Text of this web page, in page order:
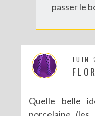
passer le
JUIN
Quelle belle